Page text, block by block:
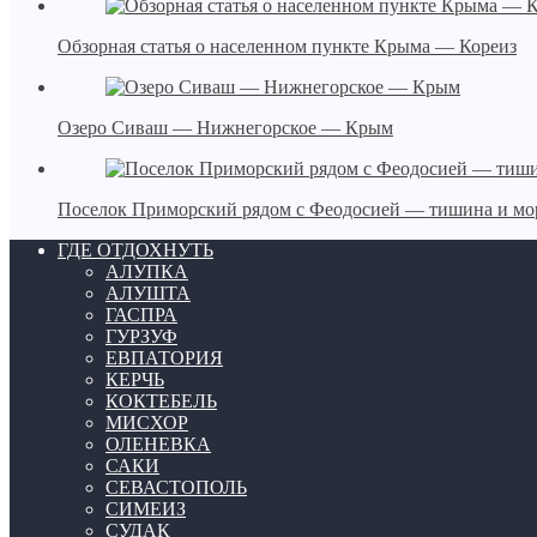
Обзорная статья о населенном пункте Крыма — Кореиз
Озеро Сиваш — Нижнегорское — Крым
Поселок Приморский рядом с Феодосией — тишина и
ГДЕ ОТДОХНУТЬ
АЛУПКА
АЛУШТА
ГАСПРА
ГУРЗУФ
ЕВПАТОРИЯ
КЕРЧЬ
КОКТЕБЕЛЬ
МИСХОР
ОЛЕНЕВКА
САКИ
СЕВАСТОПОЛЬ
СИМЕИЗ
СУДАК